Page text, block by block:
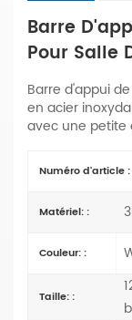
Barre
Pour Salle
Barre d'appui
en acier
avec une
Numéro d'article :
Matériel: :
Couleur: :
Taille: :